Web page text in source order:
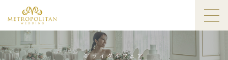
ブライダルフェア